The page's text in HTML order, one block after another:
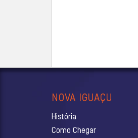
NOVA IGUAÇU
História
Como Chegar